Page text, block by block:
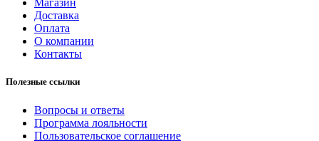
Магазин
Доставка
Оплата
О компании
Контакты
Полезные ссылки
Вопросы и ответы
Программа лояльности
Пользовательское соглашение